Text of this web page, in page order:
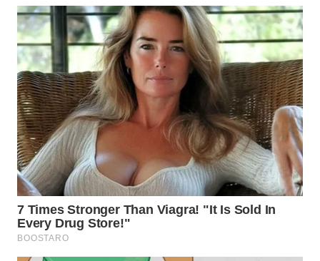
WN
TEBING
TINGGI
WN
PAKPAK
WN
KARAWANG
WN
BEKASI
WN